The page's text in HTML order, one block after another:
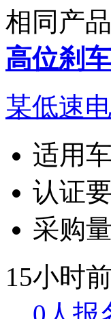
相同产
高位刹
某低速
适用
认证
采购量
15小时